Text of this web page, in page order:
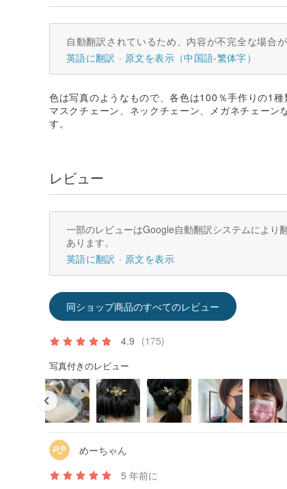
自動翻訳されているため、内容が不完全な場合が
英語に翻訳
原文を表示（中国語-繁体字）
色は写真のようなもので、各色は100％手作りの1種
マスクチェーン、ネックチェーン、メガネチェーン
す。
レビュー
一部のレビューはGoogle自動翻訳システムにより
あります。
英語に翻訳
原文を表示
同ショップ商品のすべてのレビュー
4.9 (175)
写真付きのレビュー
めーちゃん
5 年前に